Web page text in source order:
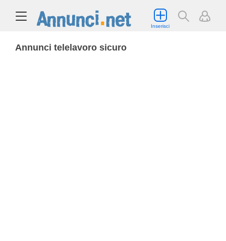
Inserisci
Annunci telelavoro sicuro